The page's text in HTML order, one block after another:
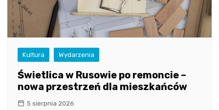
Kultura Wydarzenia
Świetlica w Rusowie po remoncie –
nowa przestrzeń dla mieszkańców
5 sierpnia 2026